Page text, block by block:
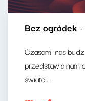
Bez ogródek
Czasami nas
przedstawia nam
świata...